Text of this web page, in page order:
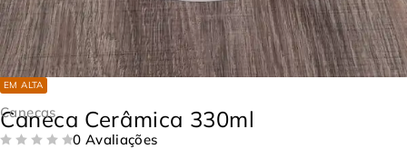
EM ALTA
Canecas
Caneca Cerâmica 330ml
0 Avaliações